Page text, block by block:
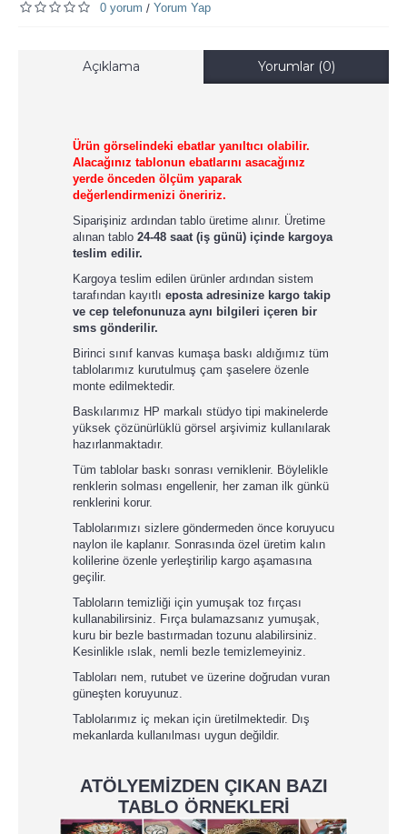
0 yorum / Yorum Yap
Açıklama Yorumlar (0)
Ürün görselindeki ebatlar yanıltıcı olabilir.
Alacağınız tablonun ebatlarını asacağınız
yerde önceden ölçüm yaparak
değerlendirmenizi öneririz.
Siparişiniz ardından tablo üretime alınır. Üretime
alınan tablo 24-48 saat (iş günü) içinde kargoya
teslim edilir.
Kargoya teslim edilen ürünler ardından sistem
tarafından kayıtlı eposta adresinize kargo takip
ve cep telefonunuza aynı bilgileri içeren bir
sms gönderilir.
Birinci sınıf kanvas kumaşa baskı aldığımız tüm
tablolarımız kurutulmuş çam şaselere özenle
monte edilmektedir.
Baskılarımız HP markalı stüdyo tipi makinelerde
yüksek çözünürlüklü görsel arşivimiz kullanılarak
hazırlanmaktadır.
Tüm tablolar baskı sonrası verniklenir. Böylelikle
renklerin solması engellenir, her zaman ilk günkü
renklerini korur.
Tablolarımızı sizlere göndermeden önce koruyucu
naylon ile kaplanır. Sonrasında özel üretim kalın
kolilerine özenle yerleştirilip kargo aşamasına
geçilir.
Tabloların temizliği için yumuşak toz fırçası
kullanabilirsiniz. Fırça bulamazsanız yumuşak,
kuru bir bezle bastırmadan tozunu alabilirsiniz.
Kesinlikle ıslak, nemli bezle temizlemeyiniz.
Tabloları nem, rutubet ve üzerine doğrudan vuran
güneşten koruyunuz.
Tablolarımız iç mekan için üretilmektedir. Dış
mekanlarda kullanılması uygun değildir.
ATÖLYEMİZDEN ÇIKAN BAZI
TABLO ÖRNEKLERİ